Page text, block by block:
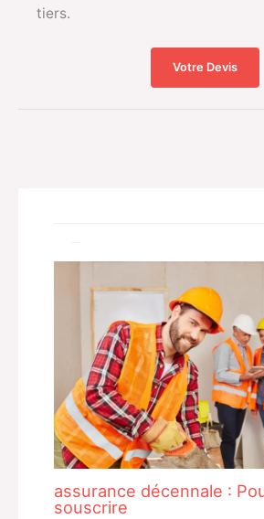
tiers.
Votre Devis
assurance décennale :
souscrire